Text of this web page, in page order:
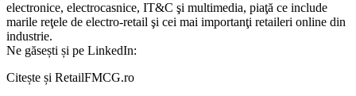
electronice, electrocasnice, IT&C şi multimedia, piaţă ce include
marile reţele de electro-retail şi cei mai importanţi retaileri online din
industrie.
Ne găsești și pe LinkedIn:
Citește și RetailFMCG.ro